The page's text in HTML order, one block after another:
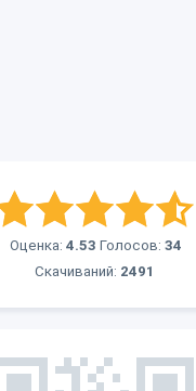
Оценка: 4.53 Голосов: 34
Скачиваний: 2491